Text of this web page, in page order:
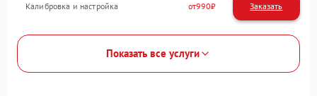
Калибровка и настройка 990
Показать все услуги